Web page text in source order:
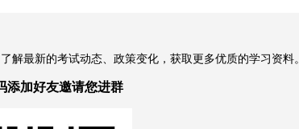
最新的考试动态、政策变化，获取更多优质的学习资料。
添加好友邀请您进群